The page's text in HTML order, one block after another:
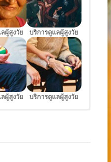
ผู้สูงวัย บริการดูแลผู้สูงวัย
ผู้สูงวัย บริการดูแลผู้สูงวัย
องการการดูแลอย่างใกล้ชิด